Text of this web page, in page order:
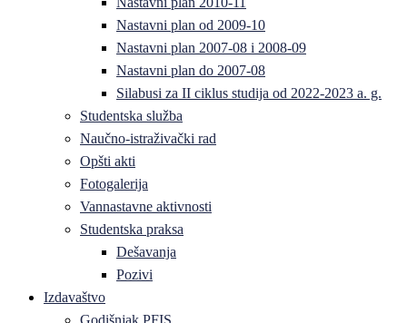
Nastavni plan od 2009-10
Nastavni plan 2007-08 i 2008-09
Nastavni plan do 2007-08
Silabusi za II ciklus studija od 2022-2023 a. g.
Studentska služba
Naučno-istraživački rad
Opšti akti
Fotogalerija
Vannastavne aktivnosti
Studentska praksa
Dešavanja
Pozivi
Izdavaštvo
Godišnjak PFIS